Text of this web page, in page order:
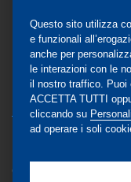
Questo sito utilizza
e funzionali
anche per
le interazioni con le
il nostro traffico. Puoi
ACCETTA TUTTI
cliccando su
ad operare i soli
Notifica
COMMUNITY
Blog e Canali social
Gestione Consensi